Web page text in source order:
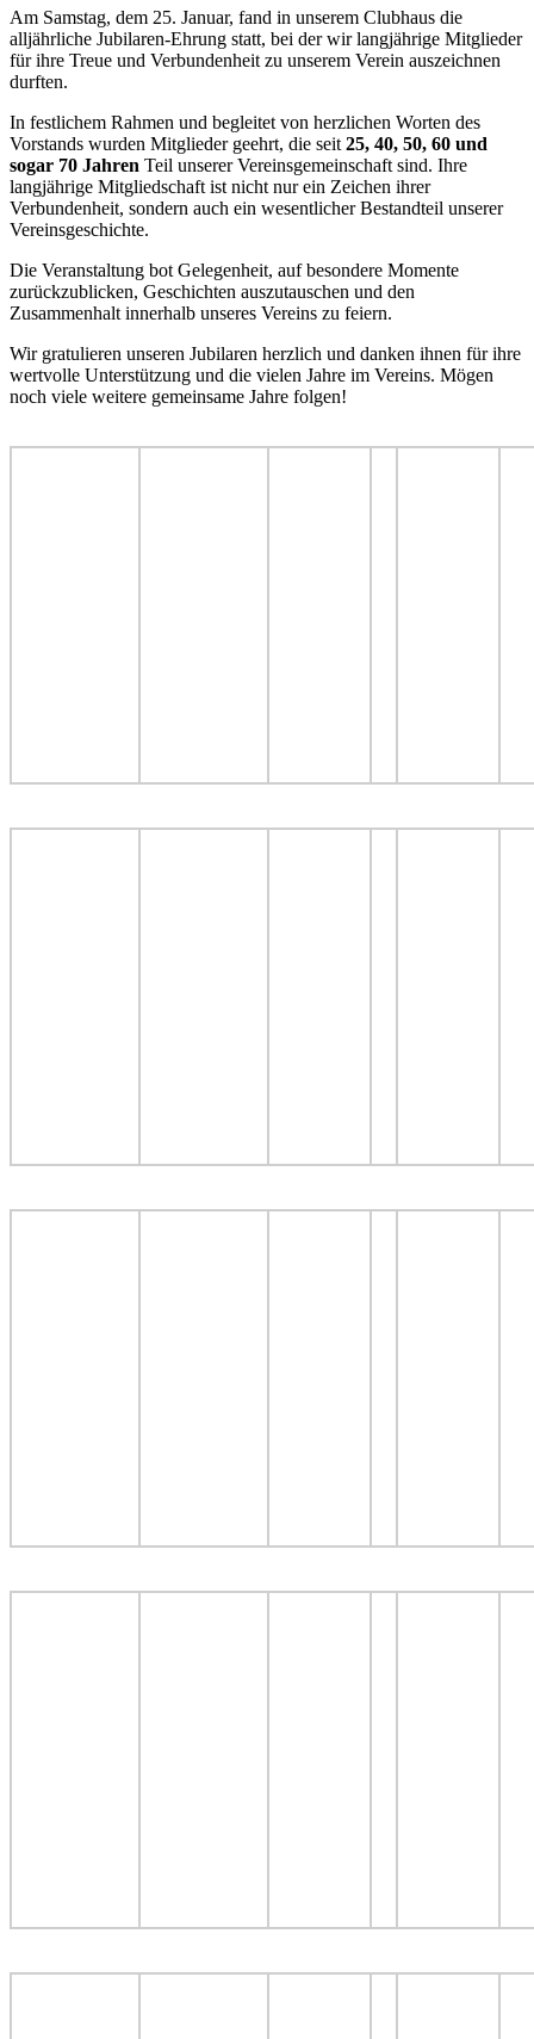
Am Samstag, dem 25. Januar, fand in unserem Clubhaus die
alljährliche Jubilaren-Ehrung statt, bei der wir langjährige Mitglieder
für ihre Treue und Verbundenheit zu unserem Verein auszeichnen
durften.
In festlichem Rahmen und begleitet von herzlichen Worten des
Vorstands wurden Mitglieder geehrt, die seit 25, 40, 50, 60 und
sogar 70 Jahren Teil unserer Vereinsgemeinschaft sind. Ihre
langjährige Mitgliedschaft ist nicht nur ein Zeichen ihrer
Verbundenheit, sondern auch ein wesentlicher Bestandteil unserer
Vereinsgeschichte.
Die Veranstaltung bot Gelegenheit, auf besondere Momente
zurückzublicken, Geschichten auszutauschen und den
Zusammenhalt innerhalb unseres Vereins zu feiern.
Wir gratulieren unseren Jubilaren herzlich und danken ihnen für ihre
wertvolle Unterstützung und die vielen Jahre im Vereins. Mögen
noch viele weitere gemeinsame Jahre folgen!